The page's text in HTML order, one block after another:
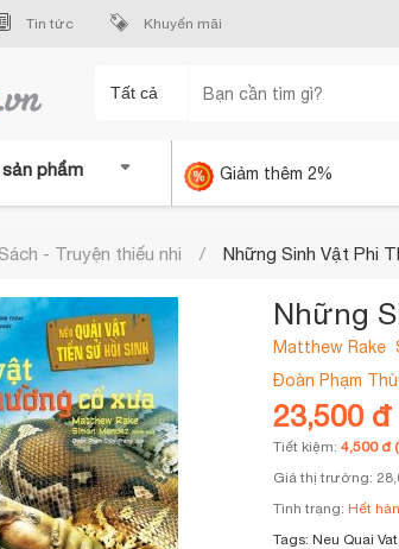
Tin tức Khuyến mãi
Tất cả
sản phẩm Giảm thêm 2%
Sách - Truyện thiếu nhi Những Sinh Vật Phi
Những
Matthew Rake
Đoàn Phạm
23,500 đ
Tiết kiệm: 4,500 đ
Giá thị trường:
Tình trạng: Hết
Tags: Neu Quai